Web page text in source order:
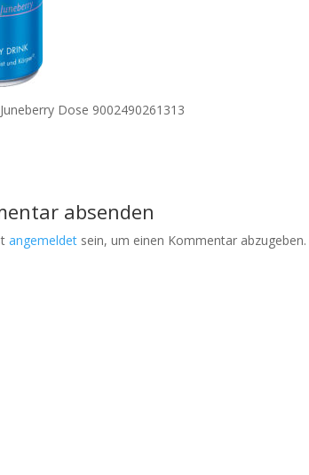
Dose 9002490261313
absenden
angemeldet sein, um einen Kommentar abzugeben.